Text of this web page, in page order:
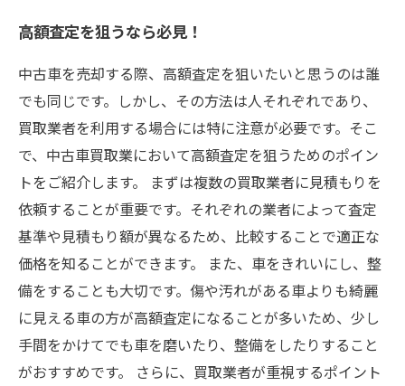
高額査定を狙うなら必見！
中古車を売却する際、高額査定を狙いたいと思うのは誰
でも同じです。しかし、その方法は人それぞれであり、
買取業者を利用する場合には特に注意が必要です。そこ
で、中古車買取業において高額査定を狙うためのポイン
トをご紹介します。 まずは複数の買取業者に見積もりを
依頼することが重要です。それぞれの業者によって査定
基準や見積もり額が異なるため、比較することで適正な
価格を知ることができます。 また、車をきれいにし、整
備をすることも大切です。傷や汚れがある車よりも綺麗
に見える車の方が高額査定になることが多いため、少し
手間をかけてでも車を磨いたり、整備をしたりすること
がおすすめです。 さらに、買取業者が重視するポイント